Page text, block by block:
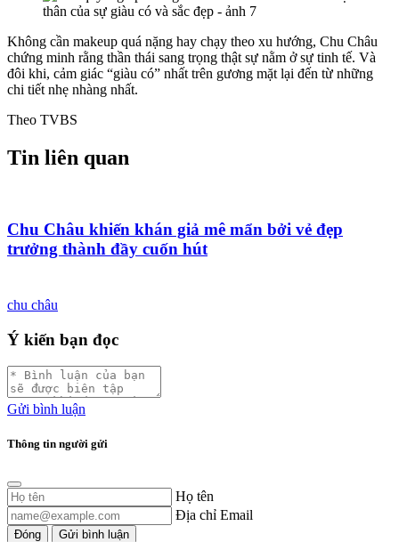
Không cần makeup quá nặng hay chạy theo xu hướng, Chu Châu
chứng minh rằng thần thái sang trọng thật sự nằm ở sự tinh tế. Và
đôi khi, cảm giác “giàu có” nhất trên gương mặt lại đến từ những
chi tiết nhẹ nhàng nhất.
Theo TVBS
Tin liên quan
Chu Châu khiến khán giả mê mẩn bởi vẻ đẹp
trưởng thành đầy cuốn hút
chu châu
Ý kiến bạn đọc
Gửi bình luận
Thông tin người gửi
Họ tên
Địa chỉ Email
Đóng Gửi bình luận